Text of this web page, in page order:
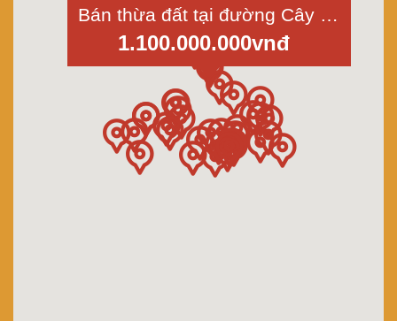
Bán thừa đất tại đường Cây Gõ-TL15, xã An Nhơn Tây, Củ Chi, Dt 1005m2 giá 1,1 tỷ
1.100.000.000vnđ